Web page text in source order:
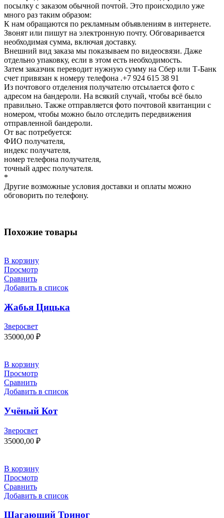
посылку с заказом обычной почтой. Это происходило уже
много раз таким образом:
К нам обращаются по рекламным объявлениям в интернете.
Звонят или пишут на электронную почту. Обговаривается
необходимая сумма, включая доставку.
Внешний вид заказа мы показываем по видеосвязи. Даже
отдельно упаковку, если в этом есть необходимость.
Затем заказчик переводит нужную сумму на Сбер или Т-Банк
счет привязан к номеру телефона .+7 924 615 38 91
Из почтового отделения получателю отсылается фото с
адресом на бандероли. На всякий случай, чтобы всё было
правильно. Также отправляется фото почтовой квитанции с
номером, чтобы можно было отследить передвижения
отправленной бандероли.
От вас потребуется:
ФИО получателя,
индекс получателя,
номер телефона получателя,
точный адрес получателя.
*
Другие возможные условия доставки и оплаты можно
обговорить по телефону.
Похожие товары
В корзину
Просмотр
Сравнить
Добавить в список
Жабья Цицька
Зверосвет
35000,00 ₽
В корзину
Просмотр
Сравнить
Добавить в список
Учёный Кот
Зверосвет
35000,00 ₽
В корзину
Просмотр
Сравнить
Добавить в список
Шагающий Триног